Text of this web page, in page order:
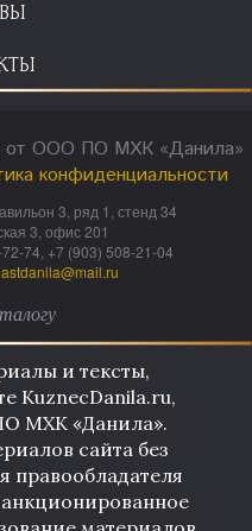
от ООО ПО МХК «Данила»
конфиденциальности
3, ряд 1, стенд 34
3, офис 201
74, +7 (903) 508-21-04
и тексты,
KuznecDanila.ru,
МХК «Данила».
сайта без
правообладателя